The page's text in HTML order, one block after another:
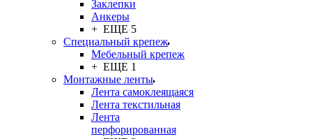
Заклепки
Анкеры
+ ЕЩЕ 5
Специальный крепеж
Мебельный крепеж
+ ЕЩЕ 1
Монтажные ленты
Лента самоклеящаяся
Лента текстильная
Лента
перфорированная